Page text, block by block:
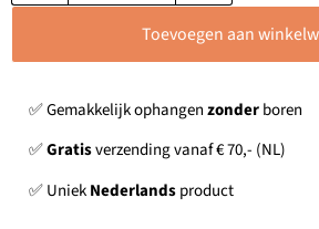
Toevoegen aan
✅ Gemakkelijk ophangenzonderboren
✅Gratisverzending vanaf € 70,- (NL)
✅ UniekNederlandsproduct